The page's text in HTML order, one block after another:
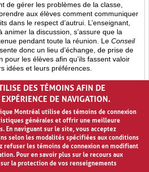
de gérer les problèmes de la classe,
aux élèves comment communiquer
dans le respect d’autrui. L’enseignant,
animer la discussion, s’assure que la
pendant toute la réunion. Le Conseil
donc un lieu d’échange, de prise de
pour les élèves afin qu’ils fassent valoir
idées et leurs préférences.
(13) Rétroaction (4)
DES TÉMOINS AFIN DE
DE NAVIGATION.
Montréal utilise des témoins de connexion
générales et offrir une meilleure
En naviguant sur le site, vous acceptez
selon les modalités spécifiées aux conditions
refuser les témoins de connexion en modifiant
Pour en savoir plus sur le recours aux
la protection de vos renseignements